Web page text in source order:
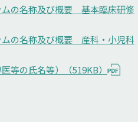
ムの名称及び概要 基本臨床研修
ムの名称及び概要 産科・小児科
等の氏名等）（519KB）